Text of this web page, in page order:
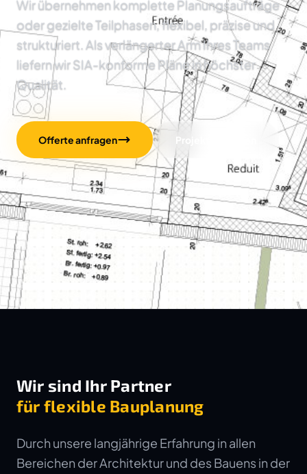
Wir übernehmen komplette Planungsaufträge
oder gezielte Teilphasen, flexibel, präzise und
strukturiert. Als verlängerter Arm Ihres Teams
liefern wir SIA-konforme Pläne in höchster
Qualität.
Offerte anfragen Projekte ansehen
Wir sind Ihr Partner
für flexible Bauplanung
Durch unsere langjährige Erfahrung in allen
Bereichen der Architektur und des Bauens in der